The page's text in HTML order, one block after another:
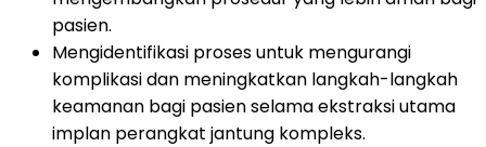
pasien.
Mengidentifikasi proses untuk mengurangi
komplikasi dan meningkatkan langkah-langkah
keamanan bagi pasien selama ekstraksi utama
implan perangkat jantung kompleks.